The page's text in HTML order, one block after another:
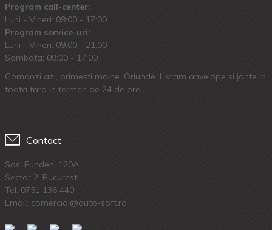
Program call-center:
Luni - Vineri: 09:00 - 17:00
Program service-uri:
Luni - Vineri: 09.00 - 21:00
Sambata: 09:00 - 17:00
Comanzi azi, primesti maine. Oriunde. Livram anvelope si jante in
toata tara in termen de 24 de ore.
Contact
Sos. Fundeni 120A
Sector 2, Bucuresti
Tel: 0751 136 440
Email: comercial@auto-soft.ro